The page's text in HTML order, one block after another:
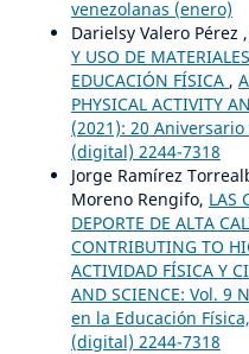
venezolanas (enero)
Darielsy Valero Pérez
Y USO DE
EDUCACIÓN FÍSICA ,
PHYSICAL ACTIVITY
(2021): 20 Aniversario
(digital) 2244-7318
Jorge Ramírez
Moreno Rengifo, LAS
DEPORTE DE ALTA
CONTRIBUTING TO
ACTIVIDAD FÍSICA Y
AND SCIENCE: Vol. 9
en la Educación
(digital) 2244-7318